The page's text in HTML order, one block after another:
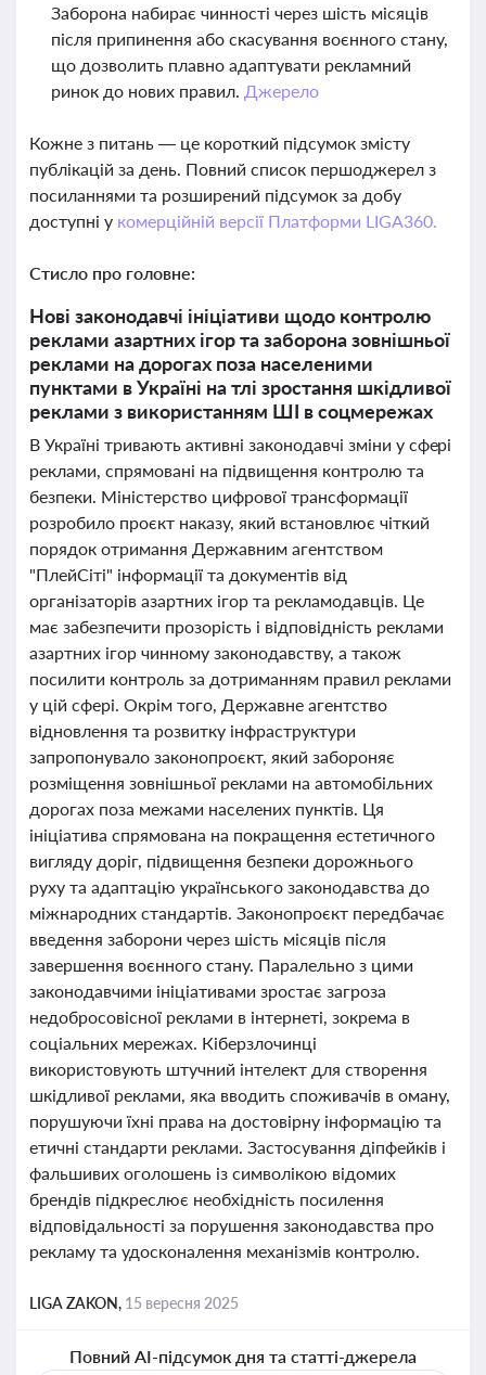
Заборона набирає чинності через шість місяців
після припинення або скасування воєнного стану,
що дозволить плавно адаптувати рекламний
ринок до нових правил. Джерело
Кожне з питань — це короткий підсумок змісту
публікацій за день. Повний список першоджерел з
посиланнями та розширений підсумок за добу
доступні у комерційній версії Платформи LIGA360.
Стисло про головне:
Нові законодавчі ініціативи щодо контролю
реклами азартних ігор та заборона зовнішньої
реклами на дорогах поза населеними
пунктами в Україні на тлі зростання шкідливої
реклами з використанням ШІ в соцмережах
В Україні тривають активні законодавчі зміни у сфері
реклами, спрямовані на підвищення контролю та
безпеки. Міністерство цифрової трансформації
розробило проєкт наказу, який встановлює чіткий
порядок отримання Державним агентством
"ПлейСіті" інформації та документів від
організаторів азартних ігор та рекламодавців. Це
має забезпечити прозорість і відповідність реклами
азартних ігор чинному законодавству, а також
посилити контроль за дотриманням правил реклами
у цій сфері. Окрім того, Державне агентство
відновлення та розвитку інфраструктури
запропонувало законопроєкт, який забороняє
розміщення зовнішньої реклами на автомобільних
дорогах поза межами населених пунктів. Ця
ініціатива спрямована на покращення естетичного
вигляду доріг, підвищення безпеки дорожнього
руху та адаптацію українського законодавства до
міжнародних стандартів. Законопроєкт передбачає
введення заборони через шість місяців після
завершення воєнного стану. Паралельно з цими
законодавчими ініціативами зростає загроза
недобросовісної реклами в інтернеті, зокрема в
соціальних мережах. Кіберзлочинці
використовують штучний інтелект для створення
шкідливої реклами, яка вводить споживачів в оману,
порушуючи їхні права на достовірну інформацію та
етичні стандарти реклами. Застосування діпфейків і
фальшивих оголошень із символікою відомих
брендів підкреслює необхідність посилення
відповідальності за порушення законодавства про
рекламу та удосконалення механізмів контролю.
LIGA ZAKON, 15 вересня 2025
Повний AI-підсумок дня та статті-джерела